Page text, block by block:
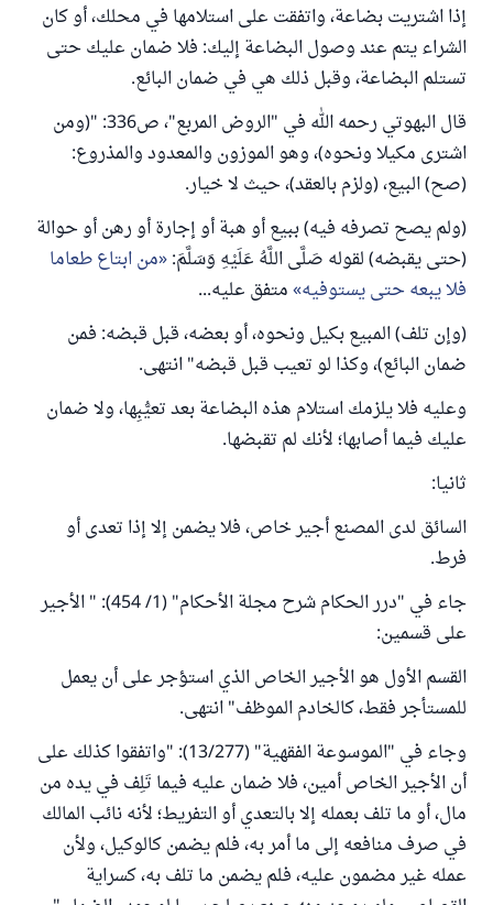
إذا اشتريت بضاعة، واتفقت على استلامها في محلك، أو كان
الشراء يتم عند وصول البضاعة إليك: فلا ضمان عليك حتى
تستلم البضاعة، وقبل ذلك هي في ضمان البائع.
قال البهوتي رحمه الله في "الروض المربع"، ص336: "(ومن
اشترى مكيلا ونحوه)، وهو الموزون والمعدود والمذروع:
(صح) البيع، (ولزم بالعقد)، حيث لا خيار.
(ولم يصح تصرفه فيه) ببيع أو هبة أو إجارة أو رهن أو حوالة
(حتى يقبضه) لقوله صَلَّى اللَّهُ عَلَيْهِ وَسَلَّمَ: من ابتاع طعاما
فلا يبعه حتى يستوفيه متفق عليه...
(وإن تلف) المبيع بكيل ونحوه، أو بعضه، قبل قبضه: فمن
ضمان البائع)، وكذا لو تعيب قبل قبضه" انتهى.
وعليه فلا يلزمك استلام هذه البضاعة بعد تعيُّبِها، ولا ضمان
عليك فيما أصابها؛ لأنك لم تقبضها.
ثانيا:
السائق لدى المصنع أجير خاص، فلا يضمن إلا إذا تعدى أو
فرط.
جاء في "درر الحكام شرح مجلة الأحكام" (1/ 454): " الأجير
على قسمين:
القسم الأول هو الأجير الخاص الذي استؤجر على أن يعمل
للمستأجر فقط، كالخادم الموظف" انتهى.
وجاء في "الموسوعة الفقهية" (13/277): "واتفقوا كذلك على
أن الأجير الخاص أمين، فلا ضمان عليه فيما تَلِف في يده من
مال، أو ما تلف بعمله إلا بالتعدي أو التفريط؛ لأنه نائب المالك
في صرف منافعه إلى ما أمر به، فلم يضمن كالوكيل، ولأن
عمله غير مضمون عليه، فلم يضمن ما تلف به، كسراية